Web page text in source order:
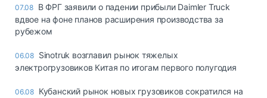
07.08 В ФРГ заявили о падении прибыли Daimler Truck
вдвое на фоне планов расширения производства за
рубежом
06.08 Sinotruk возглавил рынок тяжелых
электрогрузовиков Китая по итогам первого полугодия
06.08 Кубанский рынок новых грузовиков сократился на